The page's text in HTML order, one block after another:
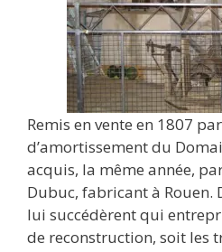
Remis en vente en 1807
d’amortissement du
acquis, la même année,
Dubuc, fabricant à Rouen.
lui succédèrent qui
de reconstruction, soit les